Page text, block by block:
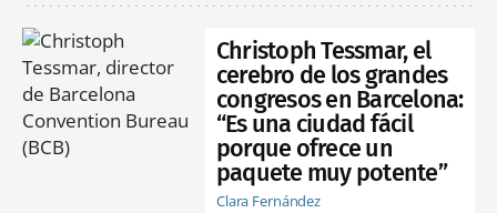
Christoph Tessmar, el
cerebro de los grandes
congresos en Barcelona:
“Es una ciudad fácil
porque ofrece un
paquete muy potente”
Clara Fernández